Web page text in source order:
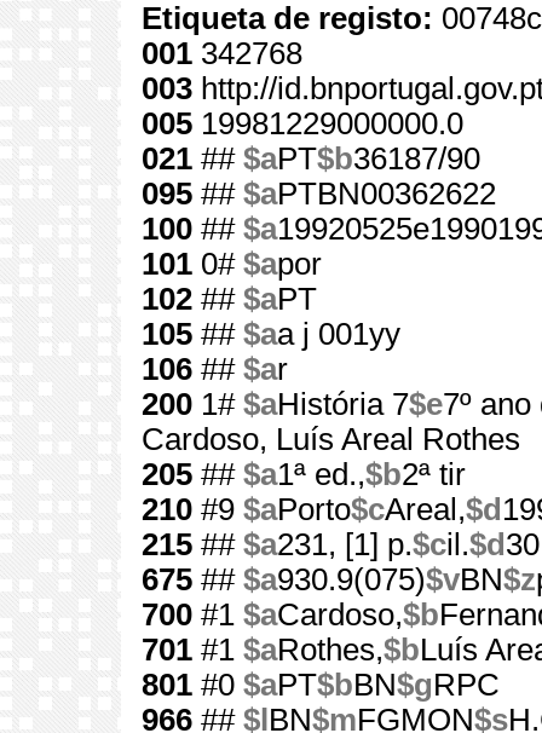
Etiqueta de registo:
001 342768
003 http://
005 19981229000000.0
021 ## $aPT$b36187/90
095 ## $aPTBN00362622
100 ## $a
101 0# $apor
102 ## $aPT
105 ## $aa j 001yy
106 ## $ar
200 1# $aHistória 7$e7º
Cardoso, Luís Areal Rothes
205 ## $a1ª ed.,$b2ª tir
210 #9 $aPorto$cAreal,$d
215 ## $a231, [1] p.$cil.$d
675 ## $a930.9(075)$vBN$z
700 #1 $aCardoso,$b
701 #1 $aRothes,$bLuís
801 #0 $aPT$bBN$gRPC
966 ## $l BN$mFGMON$s